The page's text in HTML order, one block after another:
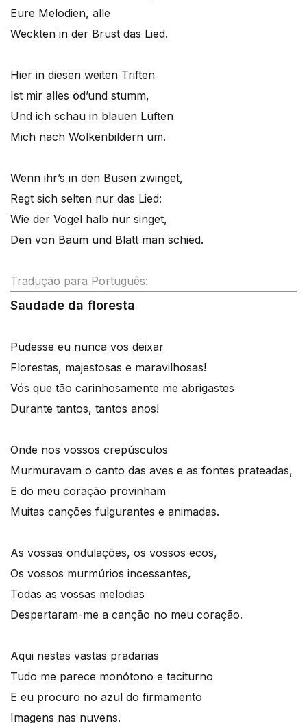
Eure Melodien, alle
Weckten in der Brust das Lied.
Hier in diesen weiten Triften
Ist mir alles öd’und stumm,
Und ich schau in blauen Lüften
Mich nach Wolkenbildern um.
Wenn ihr’s in den Busen zwinget,
Regt sich selten nur das Lied:
Wie der Vogel halb nur singet,
Den von Baum und Blatt man schied.
Tradução para Português:
Saudade da floresta
Pudesse eu nunca vos deixar
Florestas, majestosas e maravilhosas!
Vós que tão carinhosamente me abrigastes
Durante tantos, tantos anos!
Onde nos vossos crepúsculos
Murmuravam o canto das aves e as fontes prateadas,
E do meu coração provinham
Muitas canções fulgurantes e animadas.
As vossas ondulações, os vossos ecos,
Os vossos murmúrios incessantes,
Todas as vossas melodias
Despertaram-me a canção no meu coração.
Aqui nestas vastas pradarias
Tudo me parece monótono e taciturno
E eu procuro no azul do firmamento
Imagens nas nuvens.